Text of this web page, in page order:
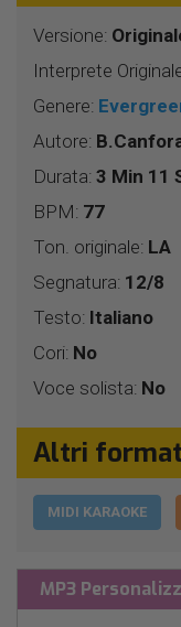
Versione:
Interprete
Genere:
Autore:
Durata: 3 Min 11
BPM: 77
Ton. originale: LA
Segnatura: 12/8
Testo: Italiano
Cori: No
Voce solista: No
Altri
MIDI KARAOKE
MP3